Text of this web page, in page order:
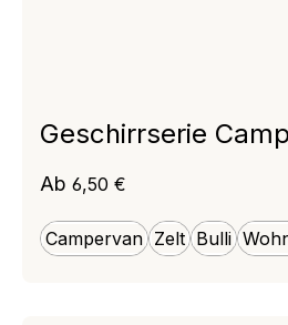
Geschirrserie
Campervan Zelt Bulli
Regulärer Preis:
Ab 6,50 €